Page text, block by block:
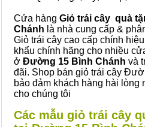
Cửa hàng Giỏ trái cây quà
Chánh là nhà cung cấp &
Giỏ trái cây cao cấp chính
khẩu chính hãng cho nhiều
ở Đường 15 Bình Chánh và
đãi. Shop bán giỏ trái cây
bảo đảm khách hàng hài
cho chúng tôi
Các mẫu giỏ trái cây